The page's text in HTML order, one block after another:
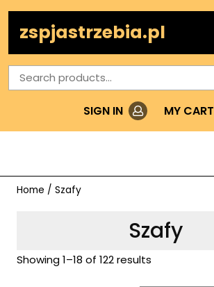
contentzspjastrzebia.pl
Search
for:
SIGN IN LoginMY CART
Home / Szafy
Szafy
Showing 1–18 of 122 results